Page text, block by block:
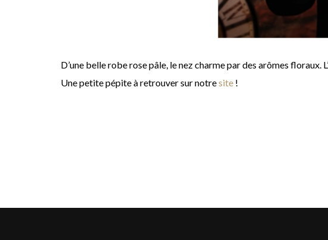
D’une belle robe rose pâle, le nez charme par des arômes
Une petite pépite à retrouver sur notresite !